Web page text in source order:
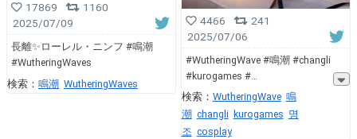
17869
1160
2025/07/09
長離✨ローレル・ニンフ #鳴潮
#WutheringWaves
検索： 鳴潮 WutheringWaves
4466
241
2025/07/06
#WutheringWave #鳴潮 #changli
#kurogames #
検索： WutheringWave 鳴
潮 changli kurogames 명
조 cosplay